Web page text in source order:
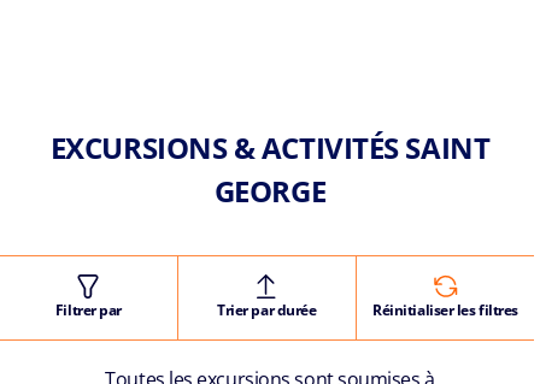
EXCURSIONS & ACTIVITÉS SAINT
GEORGE
Filtrer par Trier par durée Réinitialiser les filtres
Toutes les excursions sont soumises à